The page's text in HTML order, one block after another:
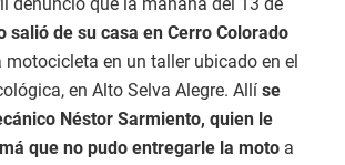
salió de su casa en Cerro Colorado
motocicleta en un taller ubicado en el
en Alto Selva Alegre. Allí se
Néstor Sarmiento, quien le
que no pudo entregarle la moto a